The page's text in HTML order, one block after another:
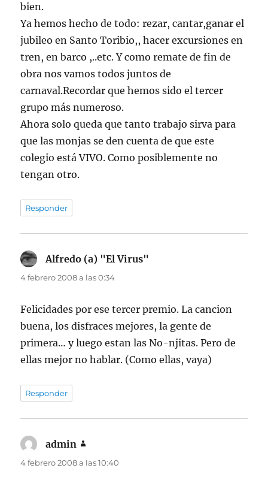
bien.
Ya hemos hecho de todo: rezar, cantar,ganar el
jubileo en Santo Toribio,, hacer excursiones en
tren, en barco ,..etc. Y como remate de fin de
obra nos vamos todos juntos de
carnaval.Recordar que hemos sido el tercer
grupo más numeroso.
Ahora solo queda que tanto trabajo sirva para
que las monjas se den cuenta de que este
colegio está VIVO. Como posiblemente no
tengan otro.
Responder
Alfredo (a) "El Virus"
4 febrero 2008 a las 0:34
Felicidades por ese tercer premio. La cancion
buena, los disfraces mejores, la gente de
primera… y luego estan las No-njitas. Pero de
ellas mejor no hablar. (Como ellas, vaya)
Responder
admin
4 febrero 2008 a las 10:40